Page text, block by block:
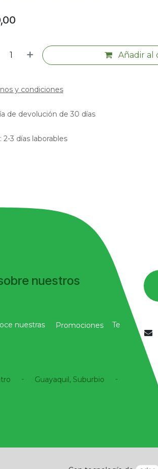
Añadir al
y condiciones
de devolución de 30 días
2-3 días laborables
- Guayaquil, Suburbio -
nuestros
nuestras Promociones Te